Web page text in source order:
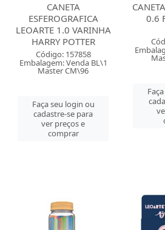
CANETA
ESFEROGRAFICA
LEOARTE 1.0 VARINHA
HARRY POTTER
Código: 157858
Embalagem: Venda BL\1
Master CM\96
Faça seu login ou
cadastre-se para
ver preços e
comprar
0.6